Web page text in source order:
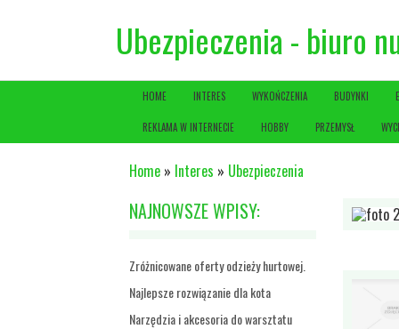
Ubezpieczenia - biuro
HOME INTERES WYKOŃCZENIA BUDYNKI
REKLAMA W INTERNECIE HOBBY PRZEMYSŁ
Home » Interes » Ubezpieczenia
NAJNOWSZE WPISY:
Zróżnicowane oferty odzieży hurtowej.
Najlepsze rozwiązanie dla kota
Narzędzia i akcesoria do warsztatu